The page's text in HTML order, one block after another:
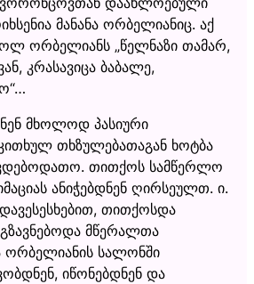
მანანა ორბელიანიც. აქ
ორბელიანს „წელნაზი თამარ,
კრასავიცა ბაბალე,
მხოლოდ პასიური
თხზულებათაგან ხოტბა
თითქოს სამწერლო
ანიჭებდნენ ღირსეულთ. ი.
თითქოსდა
მწერალთა
ორბელიანის სალონში
იწონებდნენ და